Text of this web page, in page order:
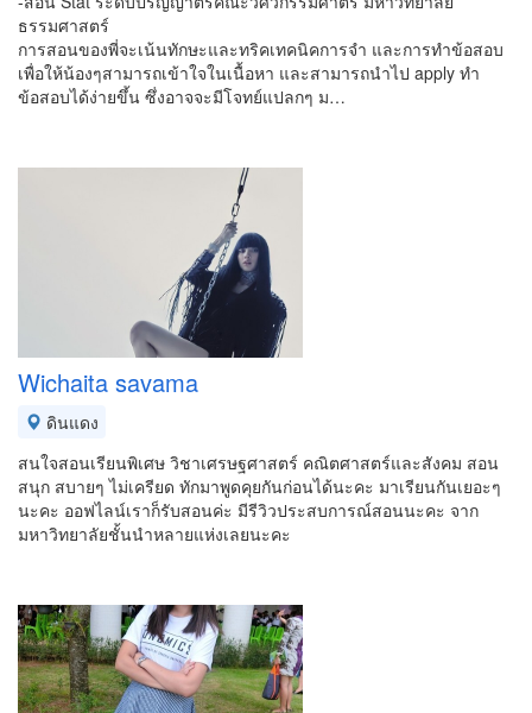
ธรรมศาสตร์
การสอนของพี่จะเน้นทักษะและทริคเทคนิคการจำ และการทำข้อสอบ
เพื่อให้น้องๆสามารถเข้าใจในเนื้อหา และสามารถนำไป apply ทำ
ข้อสอบได้ง่ายขึ้น ซึ่งอาจจะมีโจทย์แปลกๆ ม…
Wichaita savama
ดินแดง
สนใจสอนเรียนพิเศษ วิชาเศรษฐศาสตร์ คณิตศาสตร์และสังคม สอน
สนุก สบายๆ ไม่เครียด ทักมาพูดคุยกันก่อนได้นะคะ มาเรียนกันเยอะๆ
นะคะ ออฟไลน์เราก็รับสอนค่ะ มีรีวิวประสบการณ์สอนนะคะ จาก
มหาวิทยาลัยชั้นนำหลายแห่งเลยนะคะ